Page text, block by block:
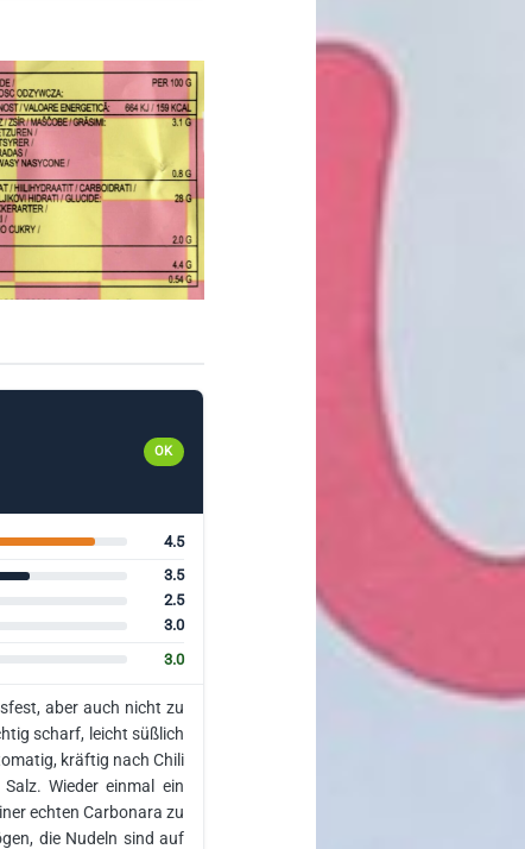
OK
4.5
3.5
2.5
3.0
3.0
aber auch nicht zu
scharf, leicht süßlich
kräftig nach Chili
Wieder einmal ein
echten Carbonara zu
die Nudeln sind auf